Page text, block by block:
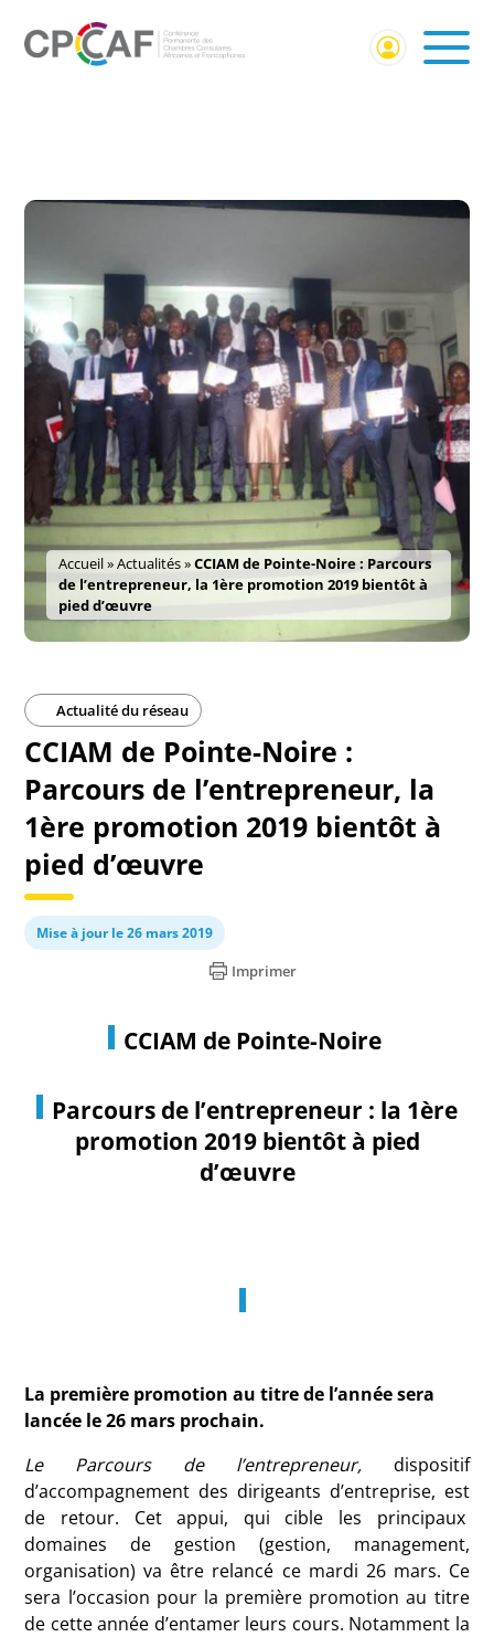
Accueil»Actualités»CCIAM de Pointe-Noire : Parcours
de l’entrepreneur, la 1ère promotion 2019 bientôt à
pied d’œuvre
Actualité du réseau
CCIAM de Pointe-Noire :
Parcours de l’entrepreneur, la
1ère promotion 2019 bientôt à
pied d’œuvre
Mise à jour le 26 mars 2019
Imprimer
CCIAM de Pointe-Noire
Parcours de l’entrepreneur : la 1ère
promotion 2019 bientôt à pied
d’œuvre
La première promotion au titre de l’année sera
lancée le 26 mars prochain.
Le Parcours de l’entrepreneur,
dispositif
d’accompagnement des dirigeants d’entreprise, est
de retour. Cet appui, qui cible les principaux
domaines de gestion (gestion, management,
organisation) va être relancé ce mardi 26 mars. Ce
sera l’occasion pour la première promotion au titre
de cette année d’entamer leurs cours. Notamment la